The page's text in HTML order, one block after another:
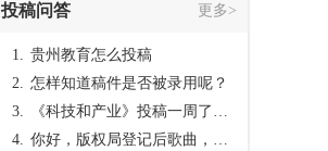
投稿问答 更多>
1. 贵州教育怎么投稿
2. 怎样知道稿件是否被录用呢？
3.
《科技和产业》投稿一周了仍是“已发回执”状态，这是什么意思？什么时候外审？
4. 你好，版权局登记后歌曲，这里能否发表